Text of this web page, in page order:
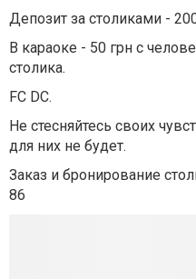
Депозит за столиками -
В караоке - 50 грн с
столика.
FC DC.
Не стесняйтесь своих
для них не будет.
Заказ и бронирование
86